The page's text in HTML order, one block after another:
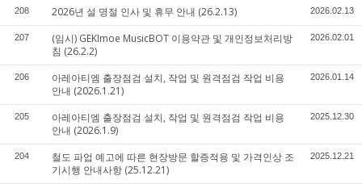
208 2026년 설 명절 인사 및 휴무 안내 (26.2.13) 2026.02.13
207
(임시) GEKImoe MusicBOT 이용약관 및 개인정보처리방
침 (26.2.2)
2026.02.01
206
아레아티엠 출장점검 설치, 작업 및 원격점검 작업 비용
안내 (2026.1.21)
2026.01.14
205
아레아티엠 출장점검 설치, 작업 및 원격점검 작업 비용
안내 (2026.1.9)
2025.12.30
204
철도 파업 예고에 따른 현장방문 할증적용 및 가격인상 조
기시행 안내사항 (25.12.21)
2025.12.21